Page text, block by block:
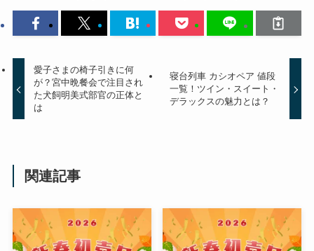
愛子さまの椅子引きに何
が？宮中晩餐会で注目され
た犬飼明美式部官の正体と
は
寝台列車 カシオペア 値段
一覧！ツイン・スイート・
デラックスの魅力とは？
関連記事